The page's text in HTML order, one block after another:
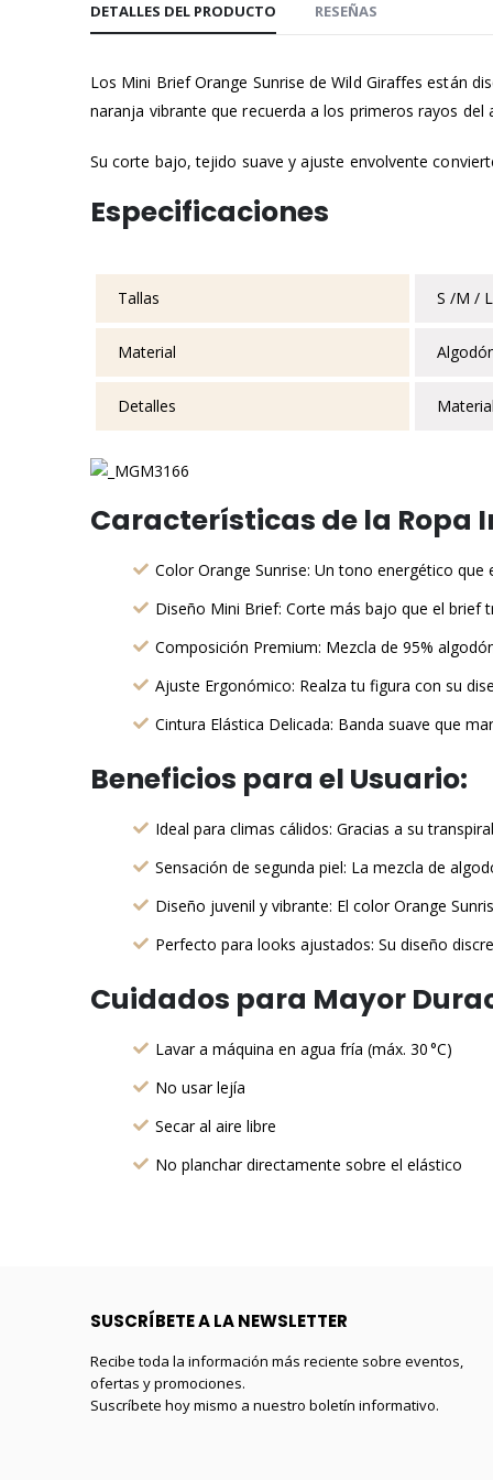
la
galería
imágenes
DETALLES DEL PRODUCTO
Los Mini Brief Orange Sunrise de Wild Giraffes están
naranja vibrante que recuerda a los primeros rayos
Su corte bajo, tejido suave y ajuste envolvente
Especificaciones
Tallas S /M /
Material
Detalles
Características de la Ropa
Color Orange Sunrise: Un tono energético
Diseño Mini Brief: Corte más bajo que el brief
Composición Premium: Mezcla de 95%
Ajuste Ergonómico: Realza tu figura con su
Cintura Elástica Delicada: Banda suave que
Beneficios para el Usuario:
Ideal para climas cálidos: Gracias a su
Sensación de segunda piel: La mezcla de
Diseño juvenil y vibrante: El color Orange
Perfecto para looks ajustados: Su diseño
Cuidados para Mayor
Lavar a máquina en agua fría (máx. 30 °C)
No usar lejía
Secar al aire libre
No planchar directamente sobre el elástico
RESEÑAS
SUSCRÍBETE A LA NEWSLETTER
Recibe toda la información más reciente sobre eventos,
ofertas y promociones.
Suscríbete hoy mismo a nuestro boletín informativo.